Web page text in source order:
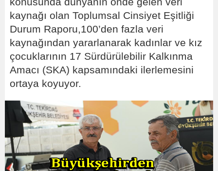
kaynağı olan Toplumsal Cinsiyet Eşitliği
Durum Raporu,100’den fazla veri
kaynağından yararlanarak kadınlar ve kız
çocuklarının 17 Sürdürülebilir Kalkınma
Amacı (SKA) kapsamındaki ilerlemesini
ortaya koyuyor.